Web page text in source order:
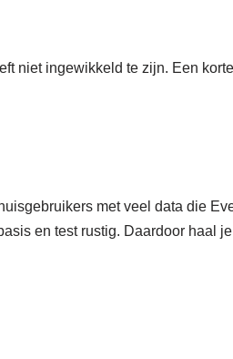
niet ingewikkeld te zijn. Een
met veel data die
en test rustig. Daardoor haal